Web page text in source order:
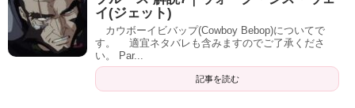
イ(ジェット)
カウボーイビバップ(Cowboy Bebop)についてで
す。 適宜ネタバレも含みますのでご了承くださ
い。 Par...
記事を読む